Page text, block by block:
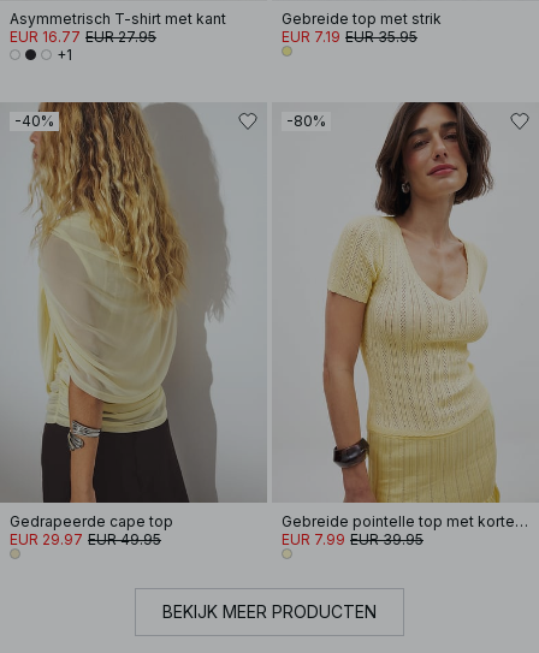
Asymmetrisch T-shirt met kant
EUR 16.77 EUR 27.95
+1
Gebreide top met strik
EUR 7.19 EUR 35.95
-40%
Gedrapeerde cape top
EUR 29.97 EUR 49.95
-80%
Gebreide pointelle top met korte mouwen
EUR 7.99 EUR 39.95
BEKIJK MEER PRODUCTEN